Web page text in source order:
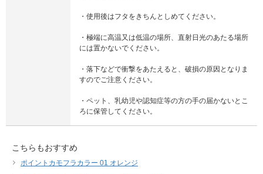
・使用後はフタをきちんとしめてください。
・極端に高温又は低温の場所、直射日光のあたる場所
には置かないでください。
・落下などで衝撃をあたえると、破損の原因となりま
すのでご注意ください。
・ペット、乳幼児や認知症等の方の手の届かないとこ
ろに保管してください。
こちらもおすすめ
ポイントカモフラカラー 01 オレンジ